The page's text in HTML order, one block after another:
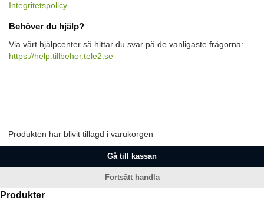
Integritetspolicy
Behöver du hjälp?
Via vårt hjälpcenter så hittar du svar på de vanligaste frågorna:
https://help.tillbehor.tele2.se
Produkten har blivit tillagd i varukorgen
Gå till kassan
Fortsätt handla
Produkter